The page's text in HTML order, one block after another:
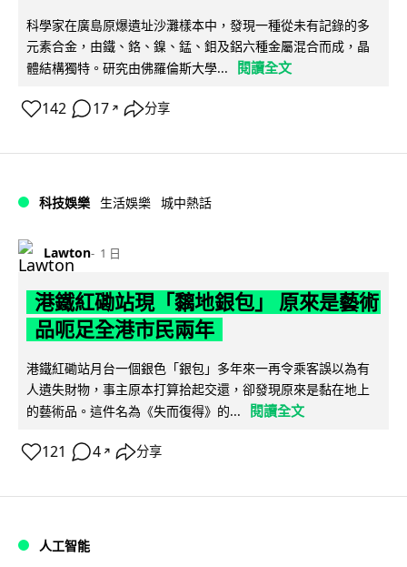
科學家在廣島原爆遺址沙灘樣本中，發現一種從未有記錄的多
元素合金，由鐵、鉻、鎳、錳、鉬及鋁六種金屬混合而成，晶
體結構獨特。研究由佛羅倫斯大學...
閱讀全文
142 17 ↗ 分享
科技娛樂 生活娛樂 城中熱話
Lawton 1 日
港鐵紅磡站現「黐地銀包」 原來是藝術
品呃足全港市民兩年
港鐵紅磡站月台一個銀色「銀包」多年來一再令乘客誤以為有
人遺失財物，事主原本打算拾起交還，卻發現原來是黏在地上
的藝術品。這件名為《失而復得》的...
閱讀全文
121 4 ↗ 分享
人工智能